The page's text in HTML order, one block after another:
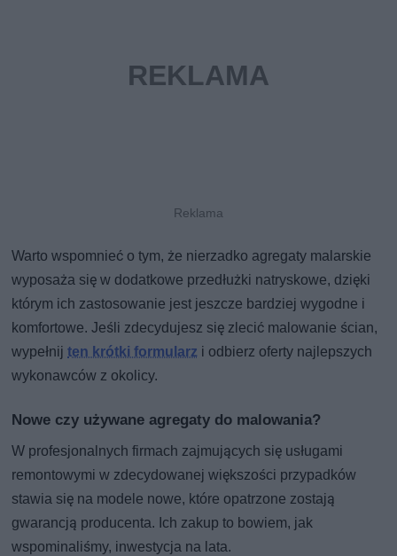
Warto wspomnieć o tym, że nierzadko agregaty malarskie
wyposaża się w dodatkowe przedłużki natryskowe, dzięki
którym ich zastosowanie jest jeszcze bardziej wygodne i
komfortowe. Jeśli zdecydujesz się zlecić malowanie ścian,
wypełnijten krótki formularz i odbierz oferty najlepszych
wykonawców z okolicy.
Nowe czy używane agregaty do malowania?
W profesjonalnych firmach zajmujących się usługami
remontowymi w zdecydowanej większości przypadków
stawia się na modele nowe, które opatrzone zostają
gwarancją producenta. Ich zakup to bowiem, jak
wspominaliśmy, inwestycja na lata.